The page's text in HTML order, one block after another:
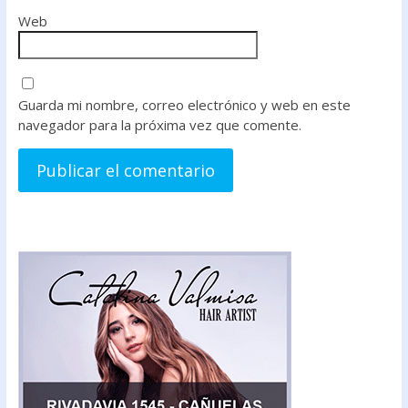
Web
Guarda mi nombre, correo electrónico y web en este
navegador para la próxima vez que comente.